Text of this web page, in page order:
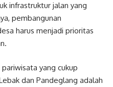
infrastruktur jalan yang
pembangunan
harus menjadi prioritas
yang cukup
dan Pandeglang adalah